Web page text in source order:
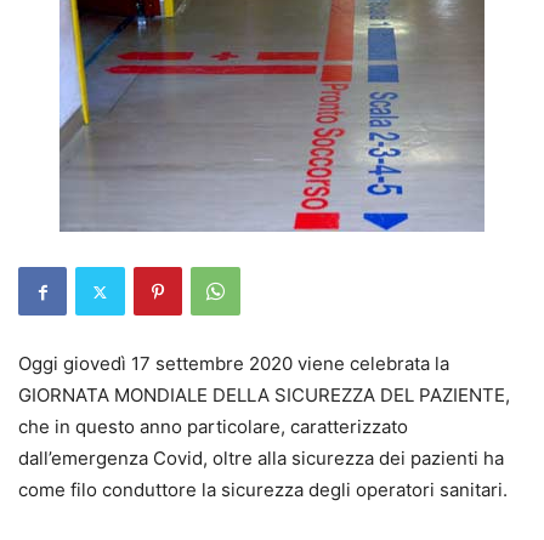
Oggi giovedì 17 settembre 2020 viene celebrata la
GIORNATA MONDIALE DELLA SICUREZZA DEL PAZIENTE,
che in questo anno particolare, caratterizzato
dall’emergenza Covid, oltre alla sicurezza dei pazienti ha
come filo conduttore la sicurezza degli operatori sanitari.